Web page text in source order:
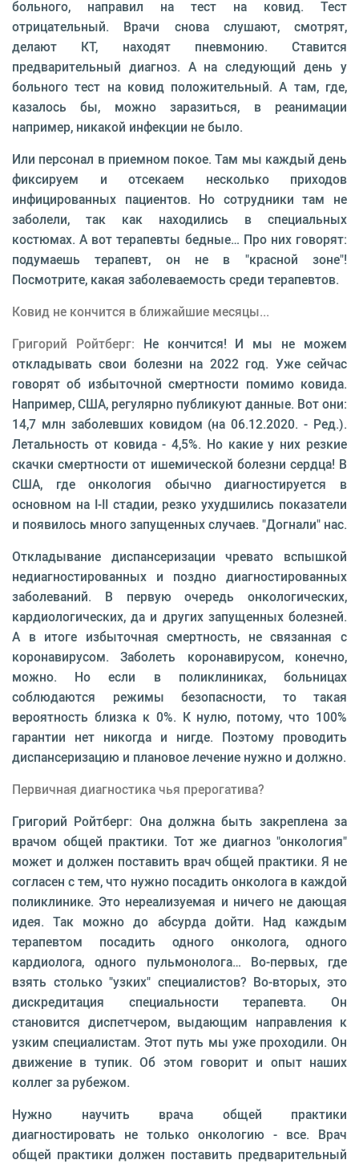
больного, направил на тест на ковид. Тест
отрицательный. Врачи снова слушают, смотрят,
делают КТ, находят пневмонию. Ставится
предварительный диагноз. А на следующий день у
больного тест на ковид положительный. А там, где,
казалось бы, можно заразиться, в реанимации
например, никакой инфекции не было.
Или персонал в приемном покое. Там мы каждый день
фиксируем и отсекаем несколько приходов
инфицированных пациентов. Но сотрудники там не
заболели, так как находились в специальных
костюмах. А вот терапевты бедные… Про них говорят:
подумаешь терапевт, он не в "красной зоне"!
Посмотрите, какая заболеваемость среди терапевтов.
Ковид не кончится в ближайшие месяцы...
Григорий Ройтберг: Не кончится! И мы не можем
откладывать свои болезни на 2022 год. Уже сейчас
говорят об избыточной смертности помимо ковида.
Например, США, регулярно публикуют данные. Вот они:
14,7 млн заболевших ковидом (на 06.12.2020. - Ред.).
Летальность от ковида - 4,5%. Но какие у них резкие
скачки смертности от ишемической болезни сердца! В
США, где онкология обычно диагностируется в
основном на I-II стадии, резко ухудшились показатели
и появилось много запущенных случаев. "Догнали" нас.
Откладывание диспансеризации чревато вспышкой
недиагностированных и поздно диагностированных
заболеваний. В первую очередь онкологических,
кардиологических, да и других запущенных болезней.
А в итоге избыточная смертность, не связанная с
коронавирусом. Заболеть коронавирусом, конечно,
можно. Но если в поликлиниках, больницах
соблюдаются режимы безопасности, то такая
вероятность близка к 0%. К нулю, потому, что 100%
гарантии нет никогда и нигде. Поэтому проводить
диспансеризацию и плановое лечение нужно и должно.
Первичная диагностика чья прерогатива?
Григорий Ройтберг: Она должна быть закреплена за
врачом общей практики. Тот же диагноз "онкология"
может и должен поставить врач общей практики. Я не
согласен с тем, что нужно посадить онколога в каждой
поликлинике. Это нереализуемая и ничего не дающая
идея. Так можно до абсурда дойти. Над каждым
терапевтом посадить одного онколога, одного
кардиолога, одного пульмонолога… Во-первых, где
взять столько "узких" специалистов? Во-вторых, это
дискредитация специальности терапевта. Он
становится диспетчером, выдающим направления к
узким специалистам. Этот путь мы уже проходили. Он
движение в тупик. Об этом говорит и опыт наших
коллег за рубежом.
Нужно научить врача общей практики
диагностировать не только онкологию - все. Врач
общей практики должен поставить предварительный